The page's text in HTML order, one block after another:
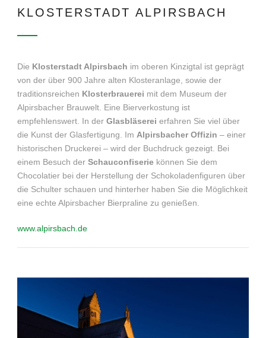
KLOSTERSTADT ALPIRSBACH
Die Klosterstadt Alpirsbach im oberen Kinzigtal ist geprägt
von der über 900 Jahre alten Klosteranlage, sowie der
traditionsreichen Klosterbrauerei mit dem Museum der
Alpirsbacher Brauwelt. Eine Bierverkostung ist
empfehlenswert. In der Glasbläserei erfahren Sie viel über
die Kunst der Glasfertigung. Im Alpirsbacher Offizin – einer
historischen Druckerei – wird der Buchdruck gezeigt. Bei
einem Besuch der Schauconfiserie können Sie dem
Chocolatier bei der Herstellung der Schokoladenfiguren über
die Schulter schauen und hinterher haben Sie die Möglichkeit
eine echte Alpirsbacher Bierpraline zu genießen.
www.alpirsbach.de